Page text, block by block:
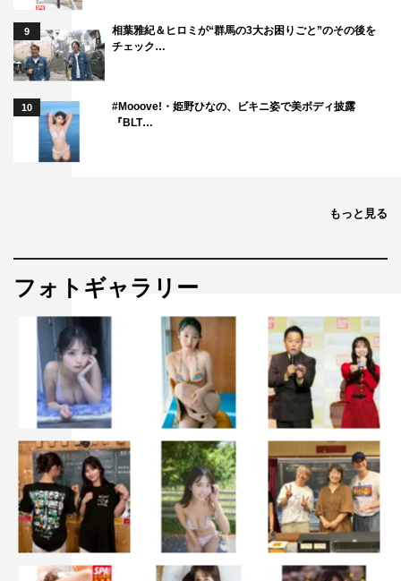
江戸は火の海になるのは目に見えていた。
江戸の庶民たちも、誰もが戦さは望んでいない。もう戦さ
そこで立ち上がったのが勝家の使用人たち。
彼らが考えた作戦は、勝をニセの西郷に会わせて、ニセ会
しまおうという、大胆なもの。なんとしても江戸を戦火か
芝居が、今、始まろうとしている。
PARCO Production 『江戸は燃えているか』
作・演出：三谷幸喜
出演：
中村獅童 松岡昌宏 松岡茉優 高田聖子 八木亜希子
飯尾和樹 磯山さやか
妃海風 中村蝶紫 吉田ボイス 藤本隆宏 田中圭
日程：2018年3月3日（土）～3月26日（月）
会場：新橋演舞場
料金：一等席13,000円／二等席8,500円／三等席A 4,500円
／三等席B 3,000円
9
相葉雅紀＆ヒロミが“群馬の3大お困りごと”のその後を
チェック…
10
#Mooove!・姫野ひなの、ビキニ姿で美ボディ披露
『BLT…
もっと見る
フォトギャラリー